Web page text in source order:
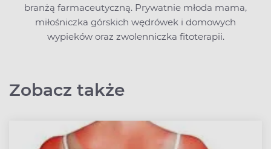
branżą farmaceutyczną. Prywatnie młoda mama,
miłośniczka górskich wędrówek i domowych
wypieków oraz zwolenniczka fitoterapii.
Zobacz także